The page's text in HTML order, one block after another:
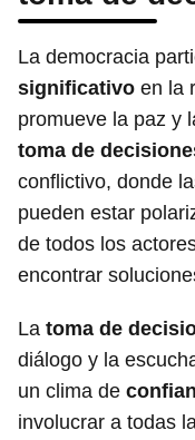
La democracia
significativo en la
promueve la paz y
toma de
conflictivo, donde
pueden estar
de todos los
encontrar
La toma de
diálogo y la
un clima de
involucrar a todas